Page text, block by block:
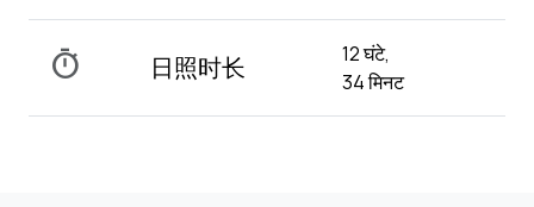
timer 日照时长
12 घंटे,
34 मिनट